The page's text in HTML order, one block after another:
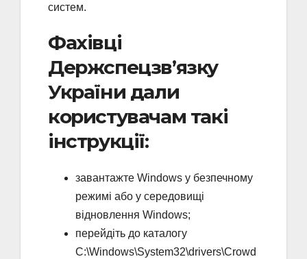
систем.
Фахівці
Держспецзв’язку
України дали
користувачам такі
інструкції:
завантажте Windows у безпечному
режимі або у середовищі
відновлення Windows;
перейдіть до каталогу
C:\Windows\System32\drivers\Crowd